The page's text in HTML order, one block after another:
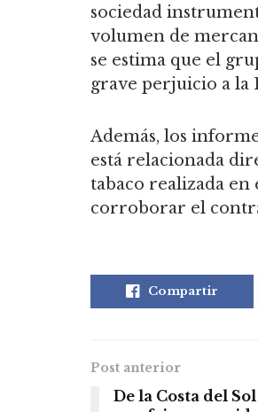
sociedad
volumen de
se estima que el
grave perjuicio a la
Además, los
está relacionada
tabaco realizada
corroborar el
Compartir
Post anterior
De la Costa del